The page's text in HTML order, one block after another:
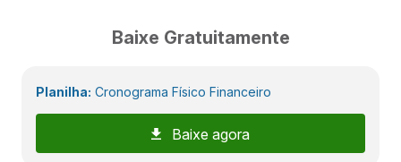
Baixe Gratuitamente
Planilha: Cronograma Físico Financeiro
Baixe agora